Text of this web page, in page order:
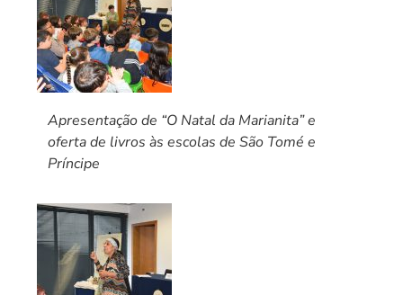
Apresentação de “O Natal da Marianita” e
oferta de livros às escolas de São Tomé e
Príncipe